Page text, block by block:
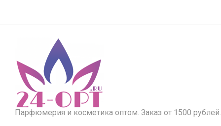
Парфюмерия и косметика оптом. Заказ от 1500 рублей.